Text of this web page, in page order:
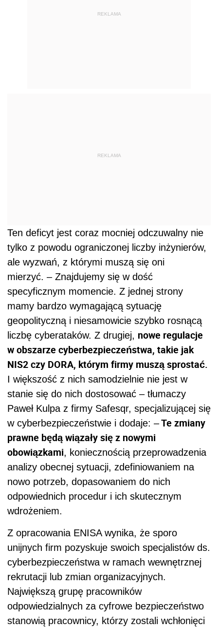
REKLAMA
REKLAMA
Ten deficyt jest coraz mocniej odczuwalny nie
tylko z powodu ograniczonej liczby inżynierów,
ale wyzwań, z którymi muszą się oni
mierzyć. – Znajdujemy się w dość
specyficznym momencie. Z jednej strony
mamy bardzo wymagającą sytuację
geopolityczną i niesamowicie szybko rosnącą
liczbę cyberataków. Z drugiej, nowe regulacje
w obszarze cyberbezpieczeństwa, takie jak
NIS2 czy DORA, którym firmy muszą sprostać.
I większość z nich samodzielnie nie jest w
stanie się do nich dostosować – tłumaczy
Paweł Kulpa z firmy Safesqr, specjalizującej się
w cyberbezpieczeństwie i dodaje: –Te zmiany
prawne będą wiązały się z nowymi
obowiązkami, koniecznością przeprowadzenia
analizy obecnej sytuacji, zdefiniowaniem na
nowo potrzeb, dopasowaniem do nich
odpowiednich procedur i ich skutecznym
wdrożeniem.
Z opracowania ENISA wynika, że sporo
unijnych firm pozyskuje swoich specjalistów ds.
cyberbezpieczeństwa w ramach wewnętrznej
rekrutacji lub zmian organizacyjnych.
Największą grupę pracowników
odpowiedzialnych za cyfrowe bezpieczeństwo
stanowią pracownicy, którzy zostali wchłonięci